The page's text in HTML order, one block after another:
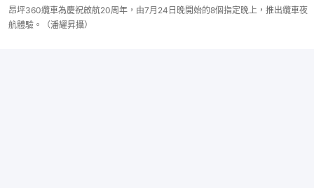
昂坪360纜車為慶祝啟航20周年，由7月24日晚開始的8個指定晚上，推出纜車夜
航體驗。（潘耀昇攝）